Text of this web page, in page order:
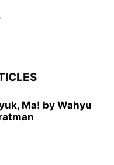
Ma! by Wahyu